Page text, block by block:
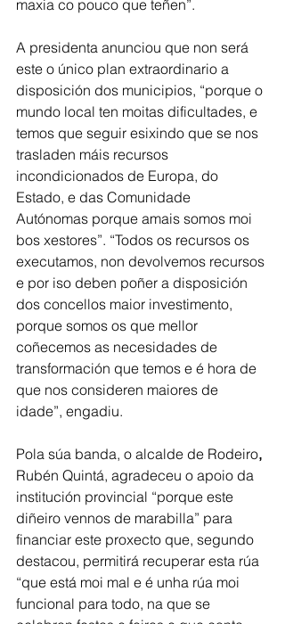
maxia co pouco que teñen”.
A presidenta anunciou que non será
este o único plan extraordinario a
disposición dos municipios, “porque o
mundo local ten moitas dificultades, e
temos que seguir esixindo que se nos
trasladen máis recursos
incondicionados de Europa, do
Estado, e das Comunidade
Autónomas porque amais somos moi
bos xestores”. “Todos os recursos os
executamos, non devolvemos recursos
e por iso deben poñer a disposición
dos concellos maior investimento,
porque somos os que mellor
coñecemos as necesidades de
transformación que temos e é hora de
que nos consideren maiores de
idade”, engadiu.
Pola súa banda, o alcalde de Rodeiro,
Rubén Quintá, agradeceu o apoio da
institución provincial “porque este
diñeiro vennos de marabilla” para
financiar este proxecto que, segundo
destacou, permitirá recuperar esta rúa
“que está moi mal e é unha rúa moi
funcional para todo, na que se